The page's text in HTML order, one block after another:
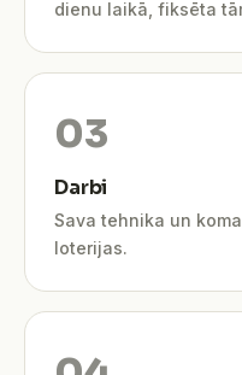
dienu laikā, fiksēta
Darbi
Sava tehnika un
loterijas.